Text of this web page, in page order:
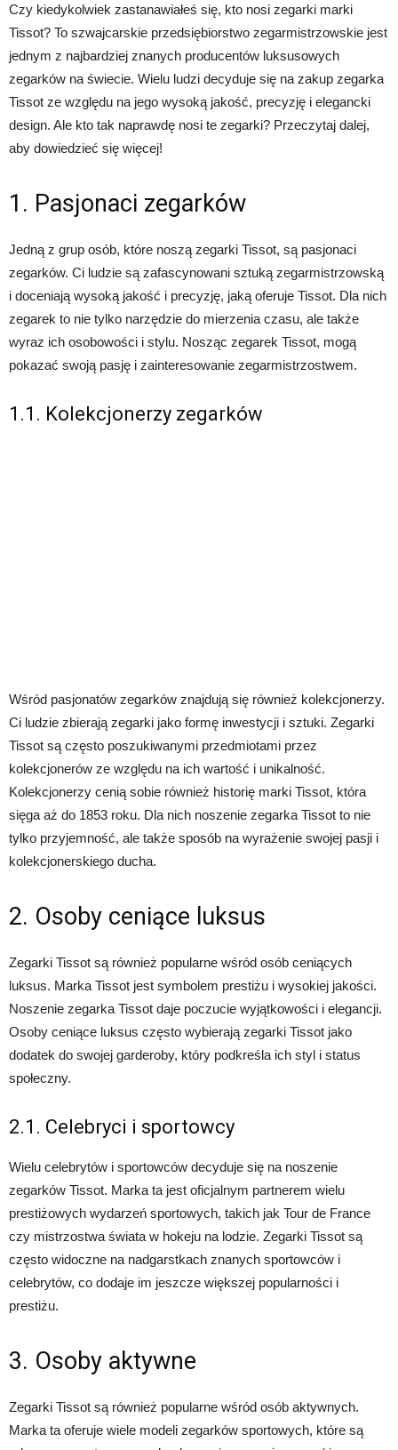
Czy kiedykolwiek zastanawiałeś się, kto nosi zegarki marki
Tissot? To szwajcarskie przedsiębiorstwo zegarmistrzowskie jest
jednym z najbardziej znanych producentów luksusowych
zegarków na świecie. Wielu ludzi decyduje się na zakup zegarka
Tissot ze względu na jego wysoką jakość, precyzję i elegancki
design. Ale kto tak naprawdę nosi te zegarki? Przeczytaj dalej,
aby dowiedzieć się więcej!
1. Pasjonaci zegarków
Jedną z grup osób, które noszą zegarki Tissot, są pasjonaci
zegarków. Ci ludzie są zafascynowani sztuką zegarmistrzowską
i doceniają wysoką jakość i precyzję, jaką oferuje Tissot. Dla nich
zegarek to nie tylko narzędzie do mierzenia czasu, ale także
wyraz ich osobowości i stylu. Nosząc zegarek Tissot, mogą
pokazać swoją pasję i zainteresowanie zegarmistrzostwem.
1.1. Kolekcjonerzy zegarków
Wśród pasjonatów zegarków znajdują się również kolekcjonerzy.
Ci ludzie zbierają zegarki jako formę inwestycji i sztuki. Zegarki
Tissot są często poszukiwanymi przedmiotami przez
kolekcjonerów ze względu na ich wartość i unikalność.
Kolekcjonerzy cenią sobie również historię marki Tissot, która
sięga aż do 1853 roku. Dla nich noszenie zegarka Tissot to nie
tylko przyjemność, ale także sposób na wyrażenie swojej pasji i
kolekcjonerskiego ducha.
2. Osoby ceniące luksus
Zegarki Tissot są również popularne wśród osób ceniących
luksus. Marka Tissot jest symbolem prestiżu i wysokiej jakości.
Noszenie zegarka Tissot daje poczucie wyjątkowości i elegancji.
Osoby ceniące luksus często wybierają zegarki Tissot jako
dodatek do swojej garderoby, który podkreśla ich styl i status
społeczny.
2.1. Celebryci i sportowcy
Wielu celebrytów i sportowców decyduje się na noszenie
zegarków Tissot. Marka ta jest oficjalnym partnerem wielu
prestiżowych wydarzeń sportowych, takich jak Tour de France
czy mistrzostwa świata w hokeju na lodzie. Zegarki Tissot są
często widoczne na nadgarstkach znanych sportowców i
celebrytów, co dodaje im jeszcze większej popularności i
prestiżu.
3. Osoby aktywne
Zegarki Tissot są również popularne wśród osób aktywnych.
Marka ta oferuje wiele modeli zegarków sportowych, które są